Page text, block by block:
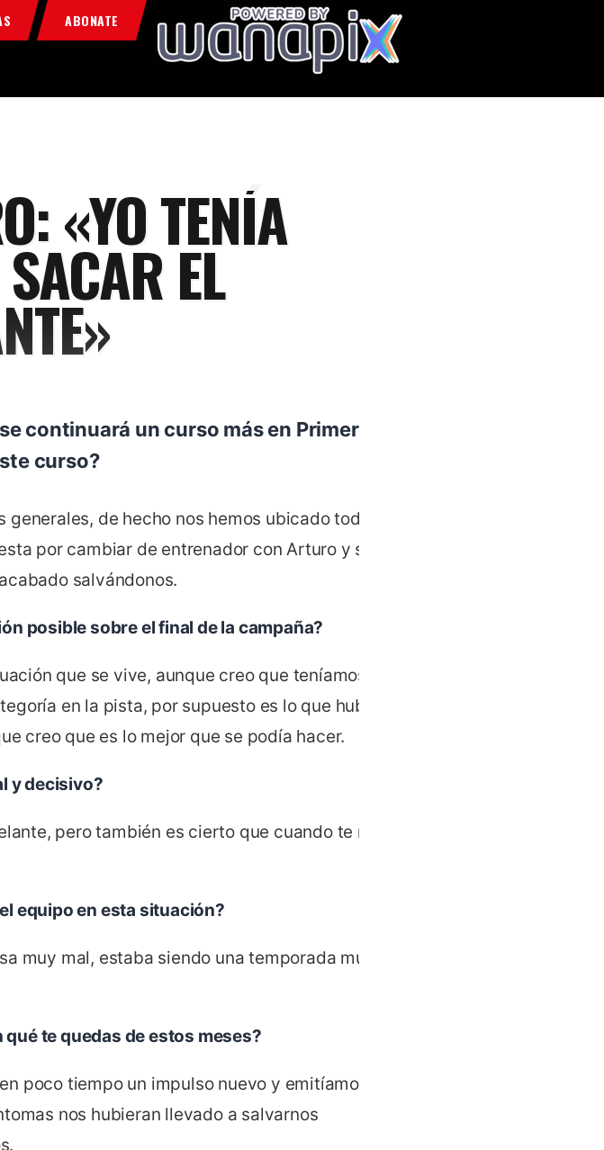
ABONATE
«YO TENÍA
EL
continuará un curso más en Primera
curso?
de hecho nos hemos ubicado todo el
por cambiar de entrenador con Arturo y salió
salvándonos.
posible sobre el final de la campaña?
que se vive, aunque creo que teníamos
en la pista, por supuesto es lo que hubiera
creo que es lo mejor que se podía hacer.
y decisivo?
pero también es cierto que cuando te metes
equipo en esta situación?
muy mal, estaba siendo una temporada muy
te quedas de estos meses?
poco tiempo un impulso nuevo y emitíamos
nos hubieran llevado a salvarnos